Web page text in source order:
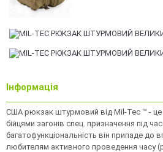
Інформація
США рюкзак штурмовий від Mil-Tec ™ -
бійцями загонів спец. призначення під
багатофункціональність він припаде до
любителям активного проведення часу